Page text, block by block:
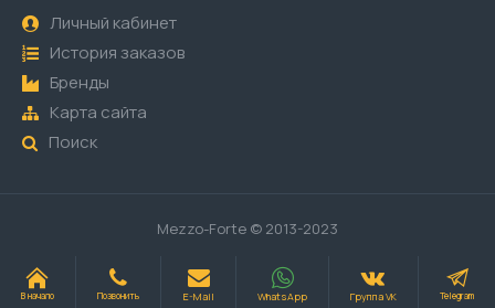
Личный кабинет
История заказов
Бренды
Карта сайта
Поиск
Mezzo-Forte © 2013-2023
В начало Позвонить E-Mail WhatsApp Группа VK Telegram